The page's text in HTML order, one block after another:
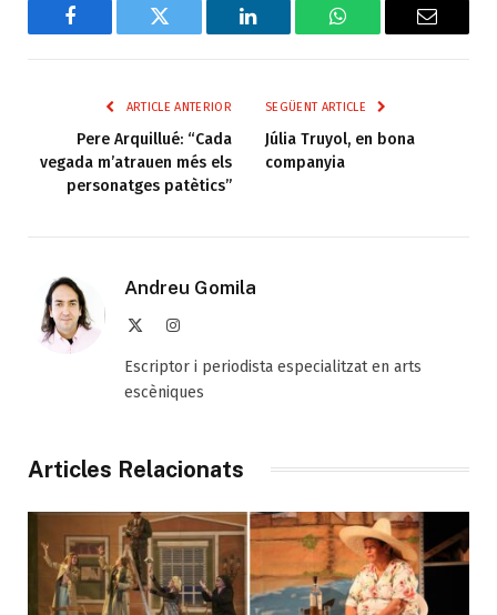
Facebook Twitter LinkedIn WhatsAppEmail
ARTICLE ANTERIOR
Pere Arquillué: “Cada
vegada m’atrauen més els
personatges patètics”
SEGÜENT ARTICLE
Júlia Truyol, en bona
companyia
Andreu Gomila
Instagram
Escriptor i periodista especialitzat en arts
escèniques
Articles Relacionats